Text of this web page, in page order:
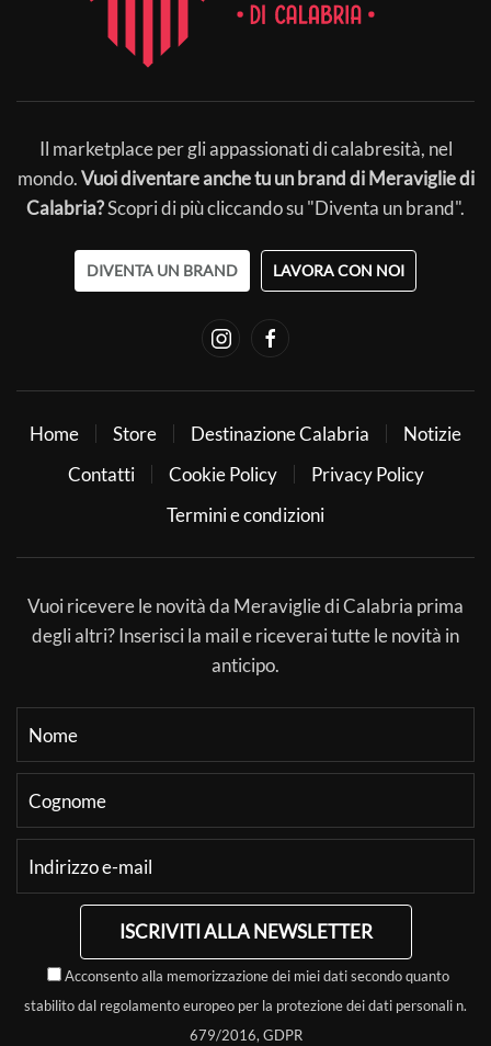
Il marketplace per gli appassionati di calabresità, nel
mondo.Vuoi diventare anche tu un brand di Meraviglie di
Calabria?Scopri di più cliccando su "Diventa un brand".
DIVENTA UN BRAND LAVORA CON NOI
Home Store Destinazione Calabria
Notizie
Contatti
Cookie Policy
Privacy Policy
Termini e condizioni
Vuoi ricevere le novità da Meraviglie di Calabria prima
degli altri? Inserisci la mail e riceverai tutte le novità in
anticipo.
ISCRIVITI ALLA NEWSLETTER
Acconsento alla memorizzazione dei miei dati secondo quanto
stabilito dal regolamento europeo per la protezione dei dati personali n.
679/2016, GDPR